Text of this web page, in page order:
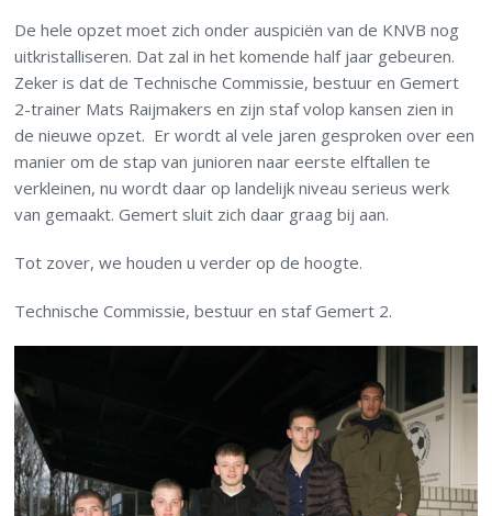
De hele opzet moet zich onder auspiciën van de KNVB nog
uitkristalliseren. Dat zal in het komende half jaar gebeuren.
Zeker is dat de Technische Commissie, bestuur en Gemert
2-trainer Mats Raijmakers en zijn staf volop kansen zien in
de nieuwe opzet. Er wordt al vele jaren gesproken over een
manier om de stap van junioren naar eerste elftallen te
verkleinen, nu wordt daar op landelijk niveau serieus werk
van gemaakt. Gemert sluit zich daar graag bij aan.
Tot zover, we houden u verder op de hoogte.
Technische Commissie, bestuur en staf Gemert 2.